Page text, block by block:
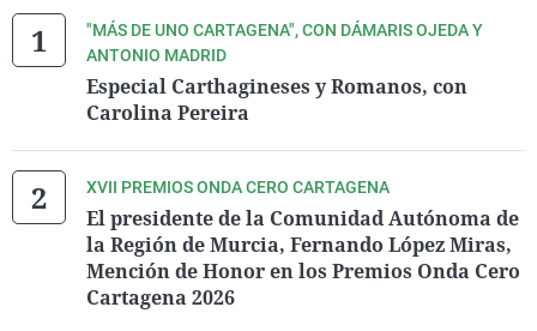
"MÁS DE UNO CARTAGENA", CON DÁMARIS OJEDA Y
ANTONIO MADRID
Especial Carthagineses y Romanos, con
Carolina Pereira
XVII PREMIOS ONDA CERO CARTAGENA
El presidente de la Comunidad Autónoma de
la Región de Murcia, Fernando López Miras,
Mención de Honor en los Premios Onda Cero
Cartagena 2026